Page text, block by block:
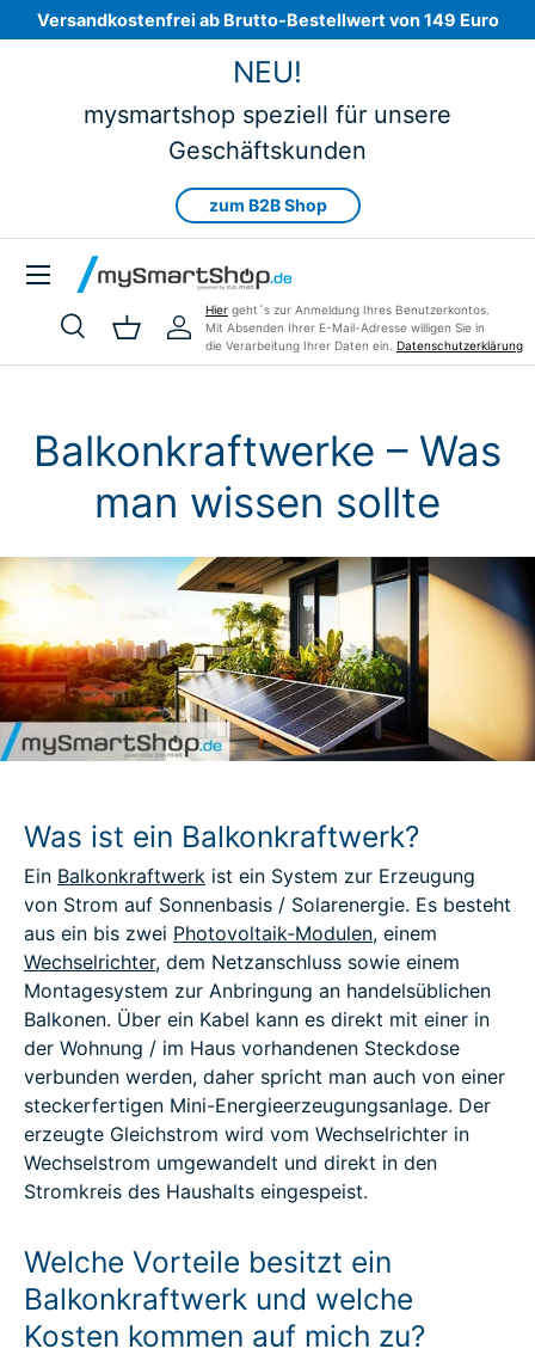
Direkt zum Inhalt
Versandkostenfrei ab Brutto-Bestellwert von 149 Euro
NEU!
mysmartshop speziell für unsere
Geschäftskunden
zum B2B Shop
Suchen
Art
SucheEinkaufskorb
Einloggen
Hier geht´s zur Anmeldung Ihres Benutzerkontos.
Mit Absenden Ihrer E-Mail-Adresse willigen Sie in
die Verarbeitung Ihrer Daten ein. Datenschutzerklärung
Menü
Balkonkraftwerke – Was
man wissen sollte
Was ist ein Balkonkraftwerk?
Ein Balkonkraftwerk ist ein System zur Erzeugung
von Strom auf Sonnenbasis / Solarenergie. Es besteht
aus ein bis zwei Photovoltaik-Modulen, einem
Wechselrichter, dem Netzanschluss sowie einem
Montagesystem zur Anbringung an handelsüblichen
Balkonen. Über ein Kabel kann es direkt mit einer in
der Wohnung / im Haus vorhandenen Steckdose
verbunden werden, daher spricht man auch von einer
steckerfertigen Mini-Energieerzeugungsanlage. Der
erzeugte Gleichstrom wird vom Wechselrichter in
Wechselstrom umgewandelt und direkt in den
Stromkreis des Haushalts eingespeist.
Welche Vorteile besitzt ein
Balkonkraftwerk und welche
Kosten kommen auf mich zu?